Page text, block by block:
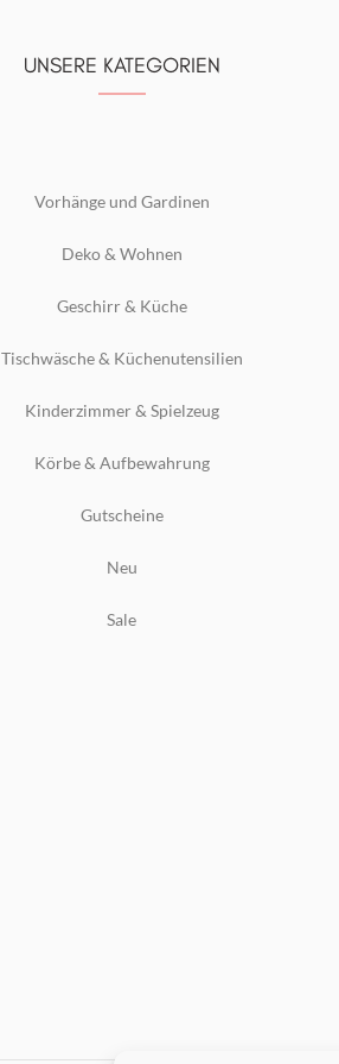
UNSERE KATEGORIEN
Vorhänge und Gardinen
Deko & Wohnen
Geschirr & Küche
Tischwäsche & Küchenutensilien
Kinderzimmer & Spielzeug
Körbe & Aufbewahrung
Gutscheine
Neu
Sale